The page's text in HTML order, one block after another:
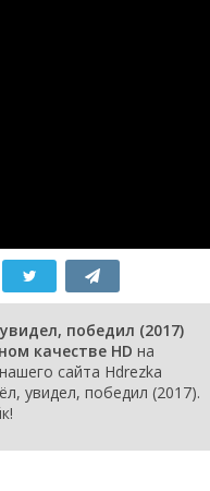
победил (2017)
качестве HD на
сайта Hdrezka
увидел, победил (2017).